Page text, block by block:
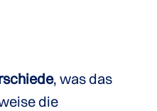
, was das
die